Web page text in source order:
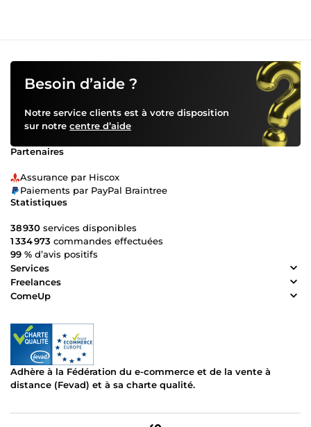
Besoin d’aide ?
Notre service clients est à votre disposition
sur notre centre d’aide
Partenaires
Assurance par Hiscox
Paiements par PayPal Braintree
Statistiques
38 930 services disponibles
1 334 973 commandes effectuées
99 % d’avis positifs
Services
Freelances
ComeUp
Adhère à la Fédération du e-commerce et de la vente à
distance (Fevad) et à sa charte qualité.